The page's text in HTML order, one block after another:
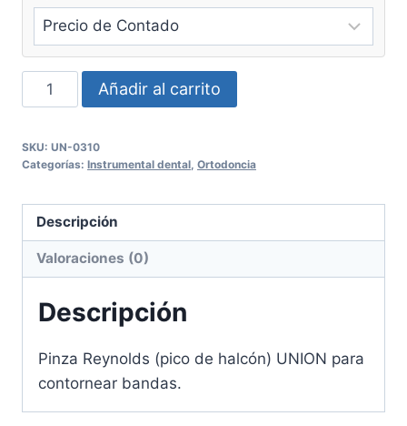
Pinza
Reynolds
de
UNION
cantidad
Añadir al carrito
SKU: UN-0310
Categorías: Instrumental dental Ortodoncia
Descripción
Valoraciones (0)
Descripción
Pinza Reynolds (pico de halcón) UNION para
contornear bandas.